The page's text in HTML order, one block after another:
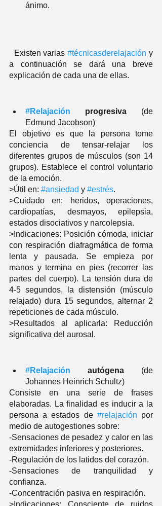
ánimo.
  Existen varias
#técnicasderelajación y
a continuación se dará una breve
explicación de cada una de ellas.
#Relajación progresiva (de
Edmund Jacobson)
El objetivo es que la persona tome
conciencia de tensar-relajar los
diferentes grupos de músculos (son 14
grupos). Establece el control voluntario
de la emoción.
>Útil en: #ansiedad y #estrés.
>Cuidado en: heridos, operaciones,
cardiopatías, desmayos, epilepsia,
estados disociativos y narcolepsia.
>Indicaciones: Posición cómoda, iniciar
con respiración diafragmática de forma
lenta y pausada. Se empieza por
manos y termina en pies (recorrer las
partes del cuerpo). La tensión dura de
4-5 segundos, la distensión (músculo
relajado) dura 15 segundos, alternar 2
repeticiones de cada músculo.
>Resultados al aplicarla: Reducción
significativa del aurosal.
#Relajación autógena (de
Johannes Heinrich Schultz)
Consiste en una serie de frases
elaboradas. La finalidad es inducir a la
persona a estados de #relajación por
medio de autogestiones sobre:
-Sensaciones de pesadez y calor en las
extremidades inferiores y posteriores.
-Regulación de los latidos del corazón.
-Sensaciones de tranquilidad y
confianza.
-Concentración pasiva en respiración.